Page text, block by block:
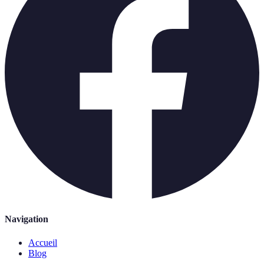
Navigation
Accueil
Blog